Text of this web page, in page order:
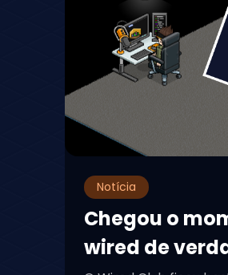
Notícia
Chegou o
wired de